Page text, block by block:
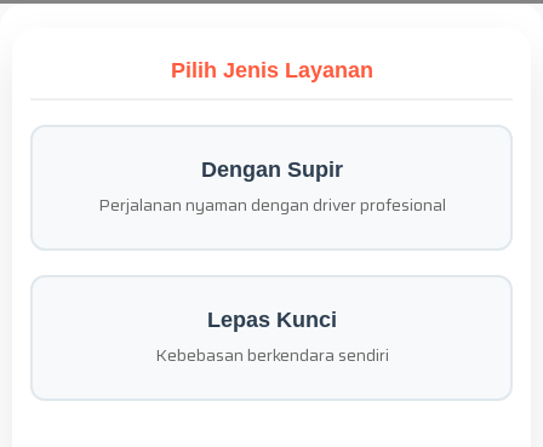
Pilih Jenis Layanan
Dengan Supir
Perjalanan nyaman dengan driver profesional
Lepas Kunci
Kebebasan berkendara sendiri